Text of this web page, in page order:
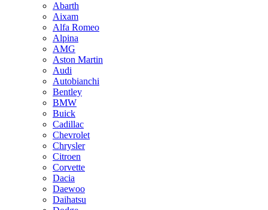
Abarth
Aixam
Alfa Romeo
Alpina
AMG
Aston Martin
Audi
Autobianchi
Bentley
BMW
Buick
Cadillac
Chevrolet
Chrysler
Citroen
Corvette
Dacia
Daewoo
Daihatsu